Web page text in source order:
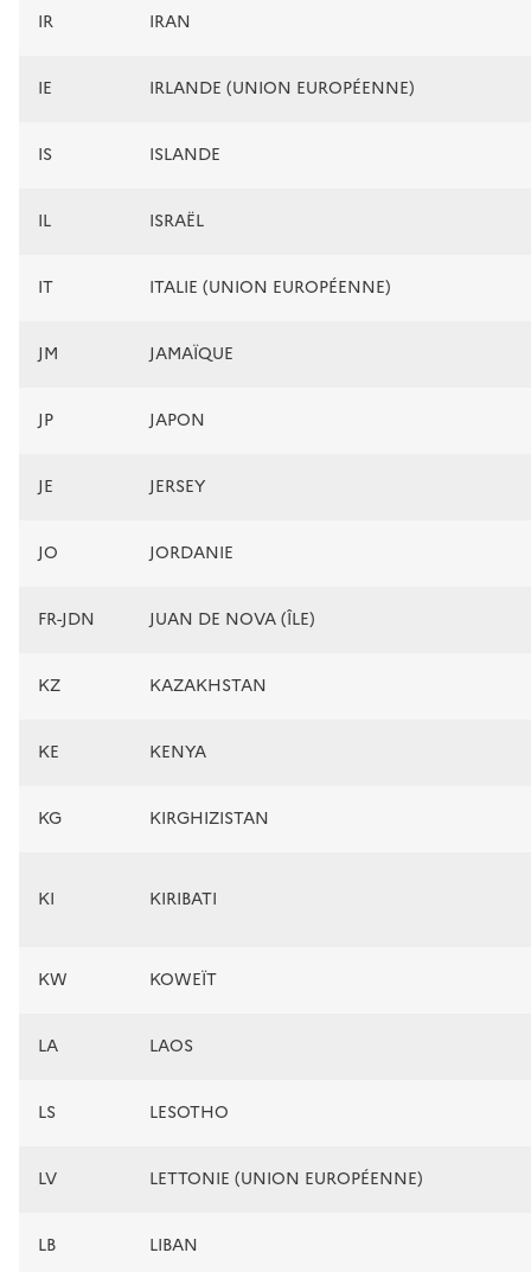
IR IRAN
IE IRLANDE (UNION EUROPÉENNE)
IS ISLANDE
IL ISRAËL
IT ITALIE (UNION EUROPÉENNE)
JM JAMAÏQUE
JP JAPON
JE JERSEY
JO JORDANIE
FR-JDN JUAN DE NOVA (ÎLE)
KZ KAZAKHSTAN
KE KENYA
KG KIRGHIZISTAN
KI KIRIBATI
KW KOWEÏT
LA LAOS
LS LESOTHO
LV LETTONIE (UNION EUROPÉENNE)
LB LIBAN